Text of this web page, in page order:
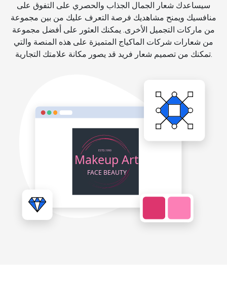
سيساعدك شعار الجمال الجذاب والحصري على التفوق على
منافسيك ويمنح مشاهديك فرصة التعرف عليك من بين مجموعة
من ماركات التجميل الأخرى. يمكنك العثور على أفضل مجموعة
من شعارات شركات الماكياج المتميزة على هذه المنصة والتي
تمكنك من تصميم شعار فريد قد يصور مكانة علامتك التجارية.